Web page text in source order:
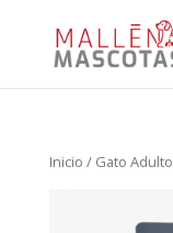
Inicio / Gato Adulto